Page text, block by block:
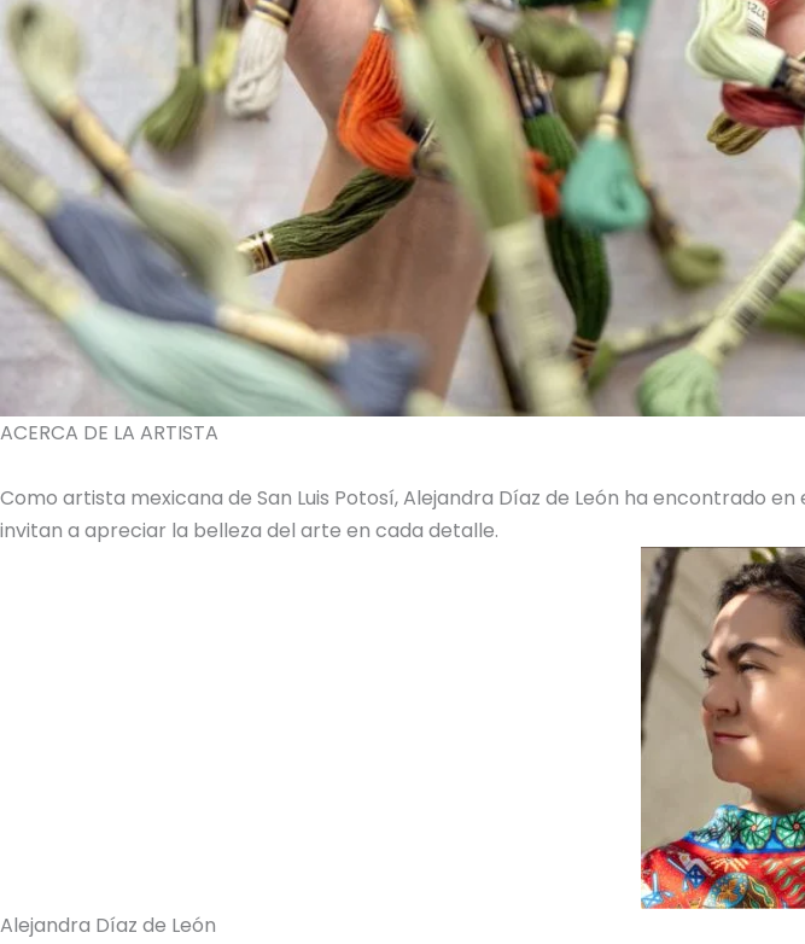
ACERCA DE LA ARTISTA
Como artista mexicana de San Luis Potosí, Alejandra Díaz de León ha encontrado
invitan a apreciar la belleza del arte en cada detalle.
Alejandra Díaz de León